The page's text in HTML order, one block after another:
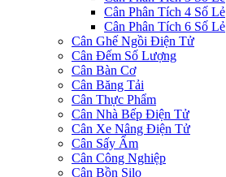
Cân Phân Tích 4 Số Lẻ
Cân Phân Tích 6 Số Lẻ
Cân Ghế Ngồi Điện Tử
Cân Đếm Số Lượng
Cân Bàn Cơ
Cân Băng Tải
Cân Thực Phẩm
Cân Nhà Bếp Điện Tử
Cân Xe Nâng Điện Tử
Cân Sấy Ẩm
Cân Công Nghiệp
Cân Bồn Silo